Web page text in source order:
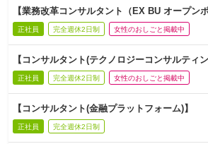
【業務改革コンサルタント（EX BU オープン
正社員 完全週休2日制 女性のおしごと掲載中
【コンサルタント(テクノロジーコンサルティン
正社員 完全週休2日制 女性のおしごと掲載中
【コンサルタント(金融プラットフォーム)】
正社員 完全週休2日制